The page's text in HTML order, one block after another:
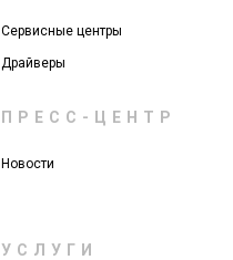
Сервисные центры
Драйверы
ПРЕСС-ЦЕНТР
Новости
УСЛУГИ